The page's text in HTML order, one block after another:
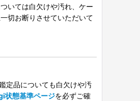
いては白欠けや汚れ、ケー
切お断りさせていただいて
定品についても白欠けや汚
状態基準ページを必ずご確